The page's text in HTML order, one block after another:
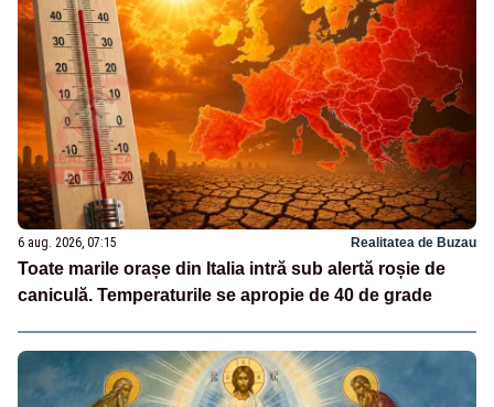
6 aug. 2026, 07:15 Realitatea de Buzau
Toate marile orașe din Italia intră sub alertă roșie de
caniculă. Temperaturile se apropie de 40 de grade